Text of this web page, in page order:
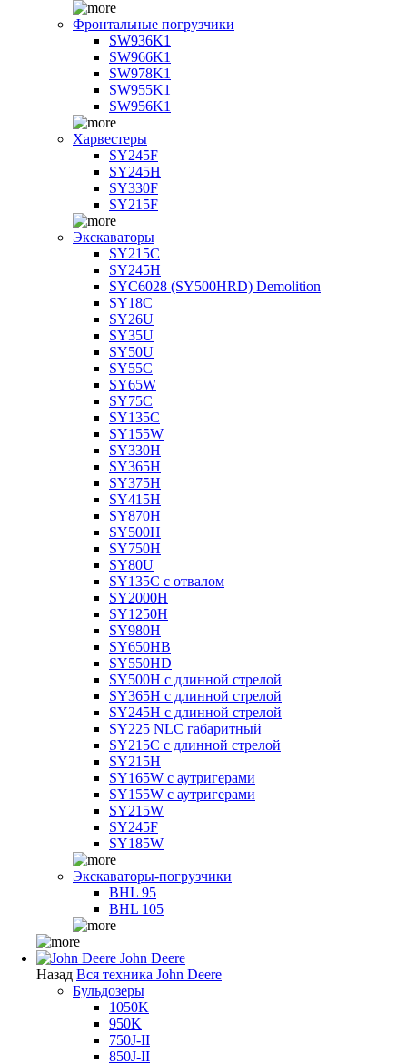
Фронтальные погрузчики
SW936K1
SW966K1
SW978K1
SW955K1
SW956K1
Харвестеры
SY245F
SY245H
SY330F
SY215F
Экскаваторы
SY215C
SY245H
SYC6028 (SY500HRD) Demolition
SY18C
SY26U
SY35U
SY50U
SY55C
SY65W
SY75C
SY135C
SY155W
SY330H
SY365H
SY375H
SY415H
SY870H
SY500H
SY750H
SY80U
SY135C с отвалом
SY2000H
SY1250H
SY980H
SY650HB
SY550HD
SY500H с длинной стрелой
SY365H с длинной стрелой
SY245H с длинной стрелой
SY225 NLC габаритный
SY215C с длинной стрелой
SY215H
SY165W с аутригерами
SY155W с аутригерами
SY215W
SY245F
SY185W
Экскаваторы-погрузчики
BHL 95
BHL 105
John Deere
Назад Вся техника John Deere
Бульдозеры
1050K
950K
750J-II
850J-II